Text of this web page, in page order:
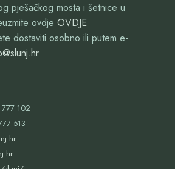
pješačkog mosta i šetnice u
ovdje OVDJE
dostaviti osobno ili putem e-
102
513